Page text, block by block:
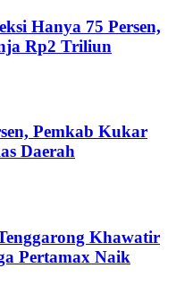
Hanya 75 Persen,
Rp2 Triliun
Pemkab Kukar
Daerah
Khawatir
Pertamax Naik